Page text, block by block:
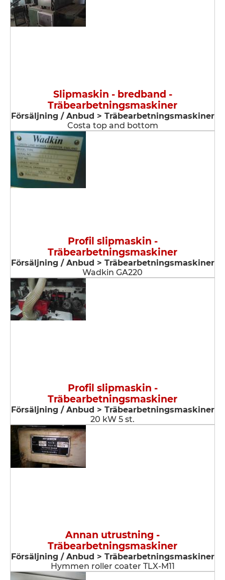
Slipmaskin - bredband -
Träbearbetningsmaskiner
Försäljning / Anbud > Träbearbetningsmaskiner
Costa top and bottom
Profil slipmaskin -
Träbearbetningsmaskiner
Försäljning / Anbud > Träbearbetningsmaskiner
Wadkin GA220
Profil slipmaskin -
Träbearbetningsmaskiner
Försäljning / Anbud > Träbearbetningsmaskiner
20 kW 5 st.
Annan utrustning -
Träbearbetningsmaskiner
Försäljning / Anbud > Träbearbetningsmaskiner
Hymmen roller coater TLX-M11